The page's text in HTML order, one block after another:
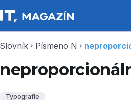
Slovník chevron_right Písmeno N chevron_right
Typografie